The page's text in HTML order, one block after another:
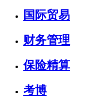
国际贸易
财务管理
保险精算
考博